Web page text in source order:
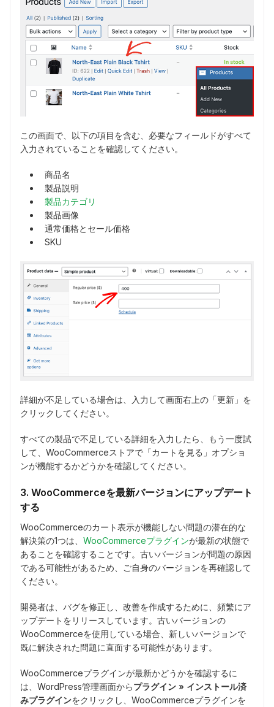
この画面で、以下の項目を含む、必要なフィールドがすべて
入力されていることを確認してください。
商品名
製品説明
製品カテゴリ
製品画像
通常価格とセール価格
SKU
詳細が不足している場合は、入力して画面右上の「更新」を
クリックしてください。
すべての製品で不足している詳細を入力したら、もう一度試
して、WooCommerceストアで「カートを見る」オプショ
ンが機能するかどうかを確認してください。
3. WooCommerceを最新バージョンにアップデート
する
WooCommerceのカート表示が機能しない問題の潜在的な
解決策の1つは、 WooCommerceプラグインが最新の状態で
あることを確認することです。古いバージョンが問題の原因
である可能性があるため、ご自身のバージョンを再確認して
ください。
開発者は、バグを修正し、改善を作成するために、頻繁にア
ップデートをリリースしています。古いバージョンの
WooCommerceを使用している場合、新しいバージョンで
既に解決された問題に直面する可能性があります。
WooCommerceプラグインが最新かどうかを確認するに
は、WordPress管理画面からプラグイン » インストール済
みプラグインをクリックし、WooCommerceプラグインを